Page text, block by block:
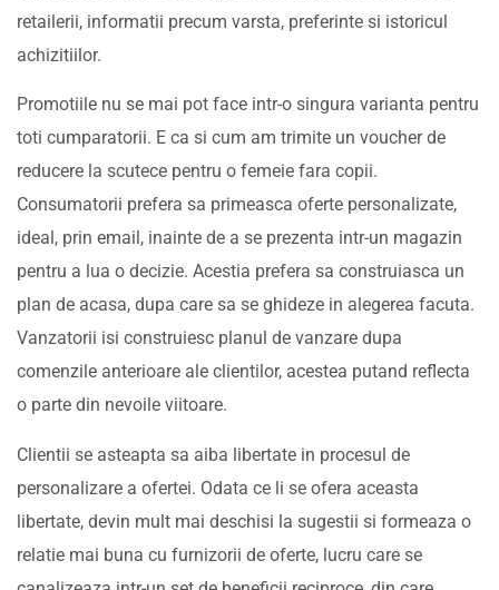
retailerii, informatii precum varsta, preferinte si istoricul
achizitiilor.
Promotiile nu se mai pot face intr-o singura varianta pentru
toti cumparatorii. E ca si cum am trimite un voucher de
reducere la scutece pentru o femeie fara copii.
Consumatorii prefera sa primeasca oferte personalizate,
ideal, prin email, inainte de a se prezenta intr-un magazin
pentru a lua o decizie. Acestia prefera sa construiasca un
plan de acasa, dupa care sa se ghideze in alegerea facuta.
Vanzatorii isi construiesc planul de vanzare dupa
comenzile anterioare ale clientilor, acestea putand reflecta
o parte din nevoile viitoare.
Clientii se asteapta sa aiba libertate in procesul de
personalizare a ofertei. Odata ce li se ofera aceasta
libertate, devin mult mai deschisi la sugestii si formeaza o
relatie mai buna cu furnizorii de oferte, lucru care se